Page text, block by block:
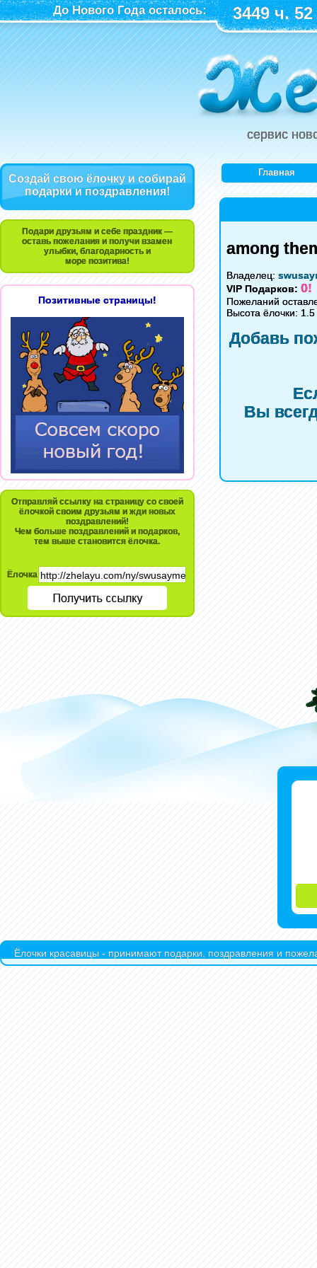
До Нового Года осталось: 3449 ч.
сервис
Создай свою ёлочку и собирай
подарки и поздравления!
Подари друзьям и себе праздник —
оставь пожелания и получи взамен
улыбки, благодарность и
море позитива!
Позитивные страницы!
Отправляй ссылку на страницу со своей
ёлочкой своим друзьям и жди новых
поздравлений!
Чем больше поздравлений и подарков,
тем выше становится ёлочка.
Ёлочка
Главная
among
Владелец:
VIP Подарков: 0!
Пожеланий
Высота ёлочки:
Добавь
Вы
Ёлочки красавицы - принимают подарки, поздравления и